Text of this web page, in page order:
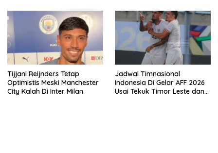
Tijjani Reijnders Tetap
Optimistis Meski Manchester
City Kalah Di Inter Milan
Jadwal Timnasional
Indonesia Di Gelar AFF 2026
Usai Tekuk Timor Leste dan